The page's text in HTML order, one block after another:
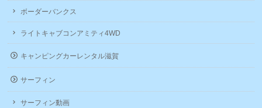
ボーダーバンクス
ライトキャブコンアミティ4WD
キャンピングカーレンタル滋賀
サーフィン
サーフィン動画